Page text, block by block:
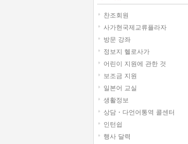
찬조회원
사가현국제교류플라자
방문 강좌
정보지 헬로사가
어린이 지원에 관한 것
보조금 지원
일본어 교실
생활정보
상담・다언어통역 콜센터
인턴쉽
행사 달력